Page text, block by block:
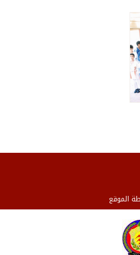
الموقع